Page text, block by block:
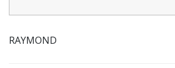
RAYMOND